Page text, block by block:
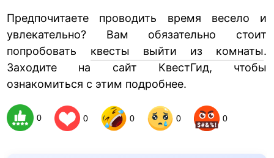
Предпочитаете проводить время весело и
увлекательно? Вам обязательно стоит
попробовать квесты выйти из комнаты.
Заходите на сайт КвестГид, чтобы
ознакомиться с этим подробнее.
0 0 0 0 0